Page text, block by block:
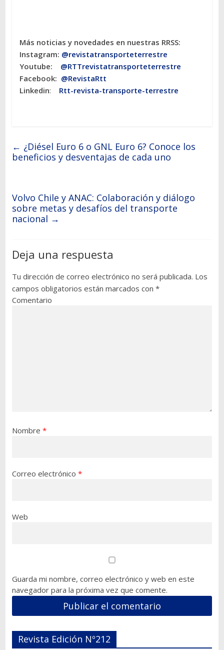
Más noticias y novedades en nuestras RRSS:
Instagram: @revistatransporteterrestre
Youtube: @RTTrevistatransporteterrestre
Facebook: @RevistaRtt
Linkedin: Rtt-revista-transporte-terrestre
← ¿Diésel Euro 6 o GNL Euro 6? Conoce los
beneficios y desventajas de cada uno
Volvo Chile y ANAC: Colaboración y diálogo
sobre metas y desafíos del transporte
nacional →
Deja una respuesta
Tu dirección de correo electrónico no será publicada. Los
campos obligatorios están marcados con *
Comentario
Nombre *
Correo electrónico *
Web
Guarda mi nombre, correo electrónico y web en este
navegador para la próxima vez que comente.
Revista Edición Nº212